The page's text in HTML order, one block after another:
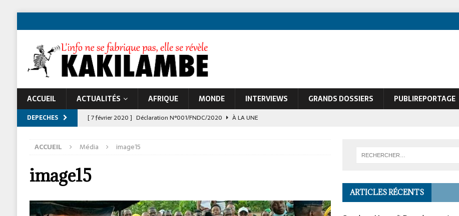
ACCUEIL ACTUALITÉS AFRIQUE MONDE INTERVIEWS GRANDS DOSSIERS PUBLIREPORTAGE
DEPECHES [ 7 février 2020 ] Déclaration N°001/FNDC/2020
À LA UNE
À LA UNE
ACCUEIL Média image15
image15
ARTICLES RÉCENTS